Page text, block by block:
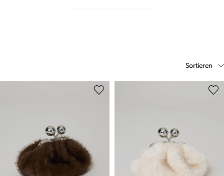
Sortieren